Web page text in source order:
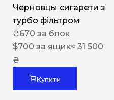
Черновцы сигарети з
турбо фільтром
₴670 за блок
$700 за ящик≈ 31 500
₴
Купити